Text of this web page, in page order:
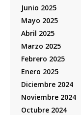
Junio 2025
Mayo 2025
Abril 2025
Marzo 2025
Febrero 2025
Enero 2025
Diciembre 2024
Noviembre 2024
Octubre 2024